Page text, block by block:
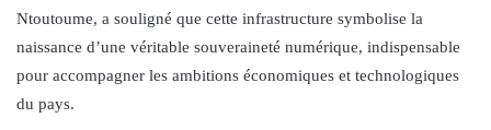
Ntoutoume, a souligné que cette infrastructure symbolise la
naissance d’une véritable souveraineté numérique, indispensable
pour accompagner les ambitions économiques et technologiques
du pays.